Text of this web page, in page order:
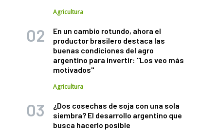
Agricultura
En un cambio rotundo, ahora el
productor brasilero destaca las
buenas condiciones del agro
argentino para invertir: "Los veo más
motivados"
Agricultura
¿Dos cosechas de soja con una sola
siembra? El desarrollo argentino que
busca hacerlo posible